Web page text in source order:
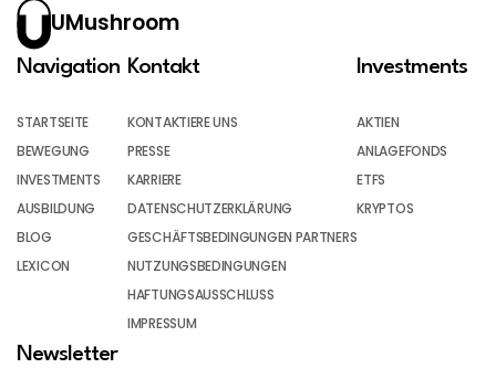
UMushroom
Navigation
STARTSEITE
BEWEGUNG
INVESTMENTS
AUSBILDUNG
BLOG
LEXICON
Kontakt
KONTAKTIERE UNS
PRESSE
KARRIERE
DATENSCHUTZERKLÄRUNG
GESCHÄFTSBEDINGUNGEN PARTNERS
NUTZUNGSBEDINGUNGEN
HAFTUNGSAUSSCHLUSS
IMPRESSUM
Investments
AKTIEN
ANLAGEFONDS
ETFS
KRYPTOS
Newsletter